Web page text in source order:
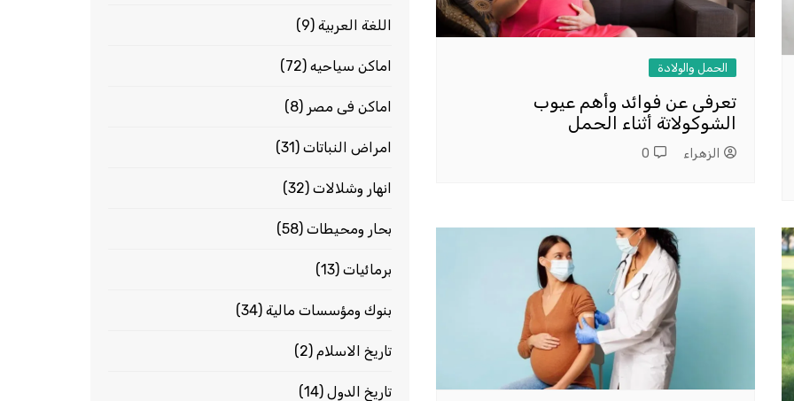
الحمل والولادة
تعرفى عن فوائد وأهم عيوب
الشوكولاتة أثناء الحمل
الزهراء 0
اللغة العربية (9)
اماكن سياحيه (72)
اماكن فى مصر (8)
امراض النباتات (31)
انهار وشلالات (32)
بحار ومحيطات (58)
برمائيات (13)
بنوك ومؤسسات مالية (34)
تاريخ الاسلام (2)
تاريخ الدول (14)